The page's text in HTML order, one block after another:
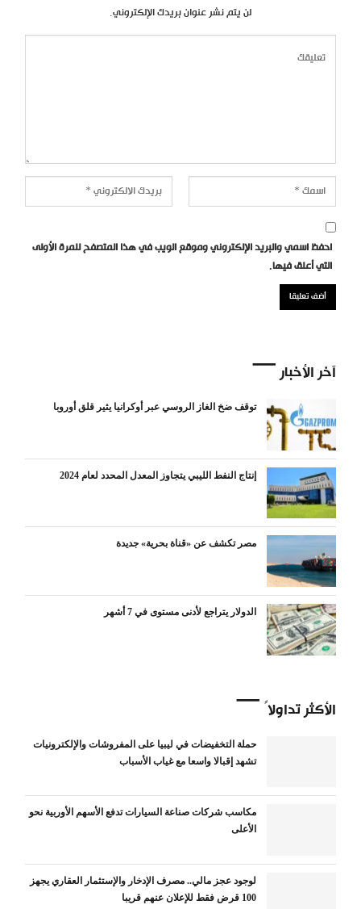
لن يتم نشر عنوان بريدك الإلكتروني.
احفظ اسمي والبريد الإلكتروني وموقع الويب في هذا المتصفح للمرة الأولى
التي أعلق فيها.
آخر الأخبار
توقف ضخ الغاز الروسي عبر أوكرانيا يثير قلق أوروبا
إنتاج النفط الليبي يتجاوز المعدل المحدد لعام 2024
مصر تكشف عن «قناة بحرية» جديدة
الدولار يتراجع لأدنى مستوى في 7 أشهر
الأكثر تداولاً
حملة التخفيضات في ليبيا على المفروشات والإلكترونيات
تشهد إقبالا واسعا مع غياب الأسباب
مكاسب شركات صناعة السيارات تدفع الأسهم الأوربية نحو
الأعلى
لوجود عجز مالي.. مصرف الإدخار والإستثمار العقاري يجهز
100 قرض فقط للإعلان عنهم قريبا